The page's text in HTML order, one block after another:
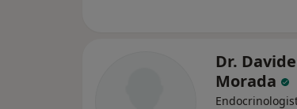
Dr.
Morada